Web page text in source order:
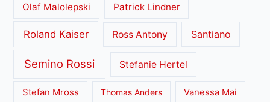
Olaf Malolepski Patrick Lindner
Roland Kaiser Ross Antony Santiano
Semino Rossi Stefanie Hertel
Stefan Mross Thomas Anders Vanessa Mai